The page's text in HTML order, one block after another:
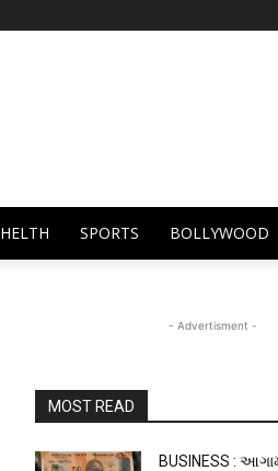
HELTH SPORTS BOLLYWOOD
- Advertisment -
MOST READ
BUSINESS :